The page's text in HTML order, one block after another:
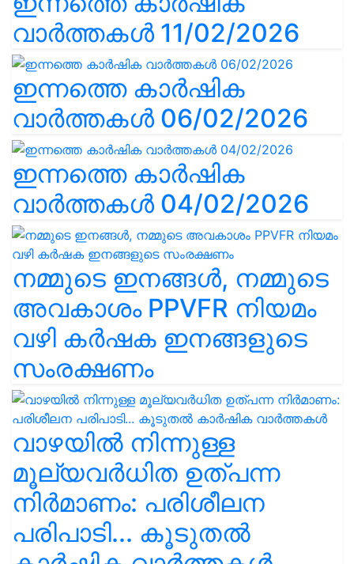
വാർത്തകൾ 11/02/2026
ഇന്നത്തെ കാർഷിക
വാർത്തകൾ 06/02/2026
ഇന്നത്തെ കാർഷിക
വാർത്തകൾ 04/02/2026
നമ്മുടെ ഇനങ്ങൾ, നമ്മുടെ
അവകാശം PPVFR നിയമം
വഴി കർഷക ഇനങ്ങളുടെ
സംരക്ഷണം
വാഴയിൽ നിന്നുള്ള
മൂല്യവർധിത ഉത്പന്ന
നിർമാണം: പരിശീലന
പരിപാടി... കൂടുതൽ